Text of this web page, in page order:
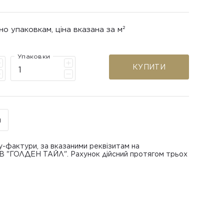
упаковкам, ціна вказана за м²
Упаковки
КУПИТИ
фактури, за вказаними реквізитам на
"ГОЛДЕН ТАЙЛ". Рахунок дійсний протягом трьох